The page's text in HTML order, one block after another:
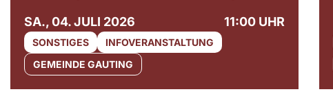
SA., 04. JULI 2026 11:00 UHR
SONSTIGES
INFOVERANSTALTUNG
GEMEINDE GAUTING